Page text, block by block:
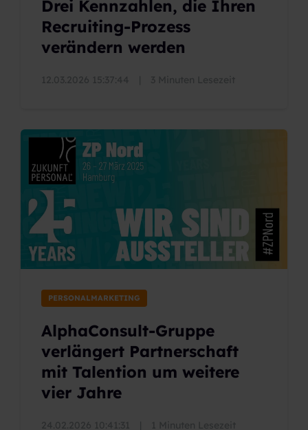
Drei Kennzahlen, die Ihren
Recruiting-Prozess
verändern werden
PERSONALMARKETING
AlphaConsult-Gruppe
verlängert Partnerschaft
mit Talention um weitere
vier Jahre